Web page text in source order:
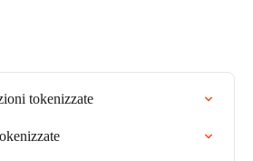
tokenizzate